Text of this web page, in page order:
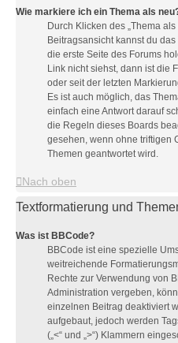
Wie markiere ich ein Thema als
Durch Klicken des „Thema
Beitragsansicht kannst du
die erste Seite des Forums
Link nicht siehst, dann ist die
oder seit der letzten
Es ist auch möglich, das
einfach eine Antwort darauf
die Regeln dieses Boards
gesehen, wenn ohne triftigen
Themen geantwortet wird.
Nach oben
Textformatierung und
Was ist BBCode?
BBCode ist eine spezielle
weitreichende
Rechte zur Verwendung von
Administration vergeben,
einzelnen Beitrag deaktiviert
aufgebaut, jedoch werden
(„<“ und „>“) Klammern